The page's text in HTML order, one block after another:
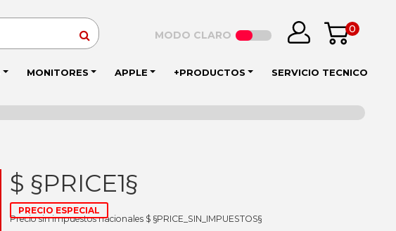
0
MODO CLARO
MONITORES APPLE +PRODUCTOS SERVICIO TECNICO
$ §PRICE1§
PRECIO ESPECIAL
Precio sin impuestos nacionales $ §PRICE_SIN_IMPUESTOS§